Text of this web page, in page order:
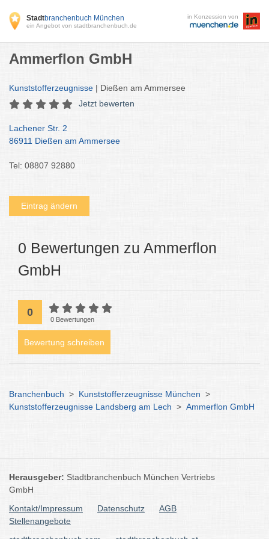
Stadtbranchenbuch München
ein Angebot von stadtbranchenbuch.de
in Konzession von
Ammerflon GmbH
Kunststofferzeugnisse | Dießen am Ammersee
Jetzt bewerten
Lachener Str. 2
86911 Dießen am Ammersee
Tel: 08807 92880
Eintrag ändern
0 Bewertungen zu Ammerflon
GmbH
0
0 Bewertungen
Bewertung schreiben
Branchenbuch > Kunststofferzeugnisse München >
Kunststofferzeugnisse Landsberg am Lech > Ammerflon GmbH
Herausgeber: Stadtbranchenbuch München Vertriebs
GmbH
Kontakt/Impressum
Datenschutz
AGB
Stellenangebote